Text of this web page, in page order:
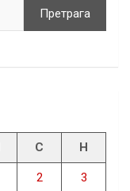
Претрага
С Н
2 3